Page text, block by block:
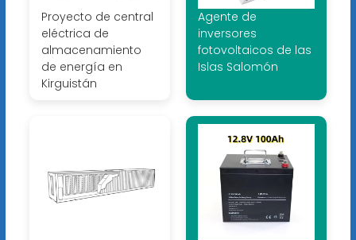
Proyecto de central
eléctrica de
almacenamiento
de energía en
Kirguistán
Agente de
inversores
fotovoltaicos de las
Islas Salomón